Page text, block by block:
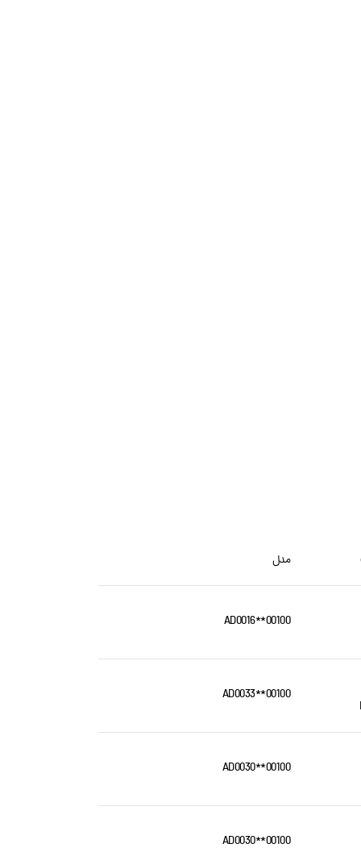
مدل
AD0016**00100
AD0033**00100
AD0030**00100
AD0030**00100